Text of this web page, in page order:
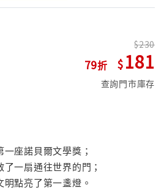
79
230
181
查詢門市庫存
座諾貝爾文學獎；
一扇通往世界的門；
點亮了第一盞燈。